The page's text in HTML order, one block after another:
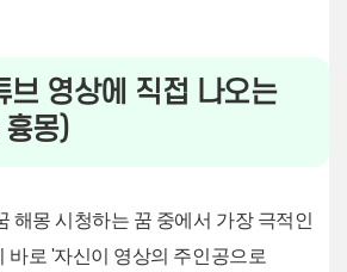
브 영상에 직접 나오는
몽)
해몽 시청하는 꿈 중에서 가장 극적인
바로 '자신이 영상의 주인공으로